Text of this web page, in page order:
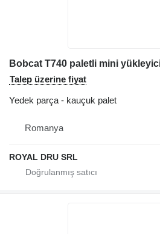
Talep üzerine fiyat
Yedek parça - kauçuk palet
Romanya
ROYAL DRU SRL